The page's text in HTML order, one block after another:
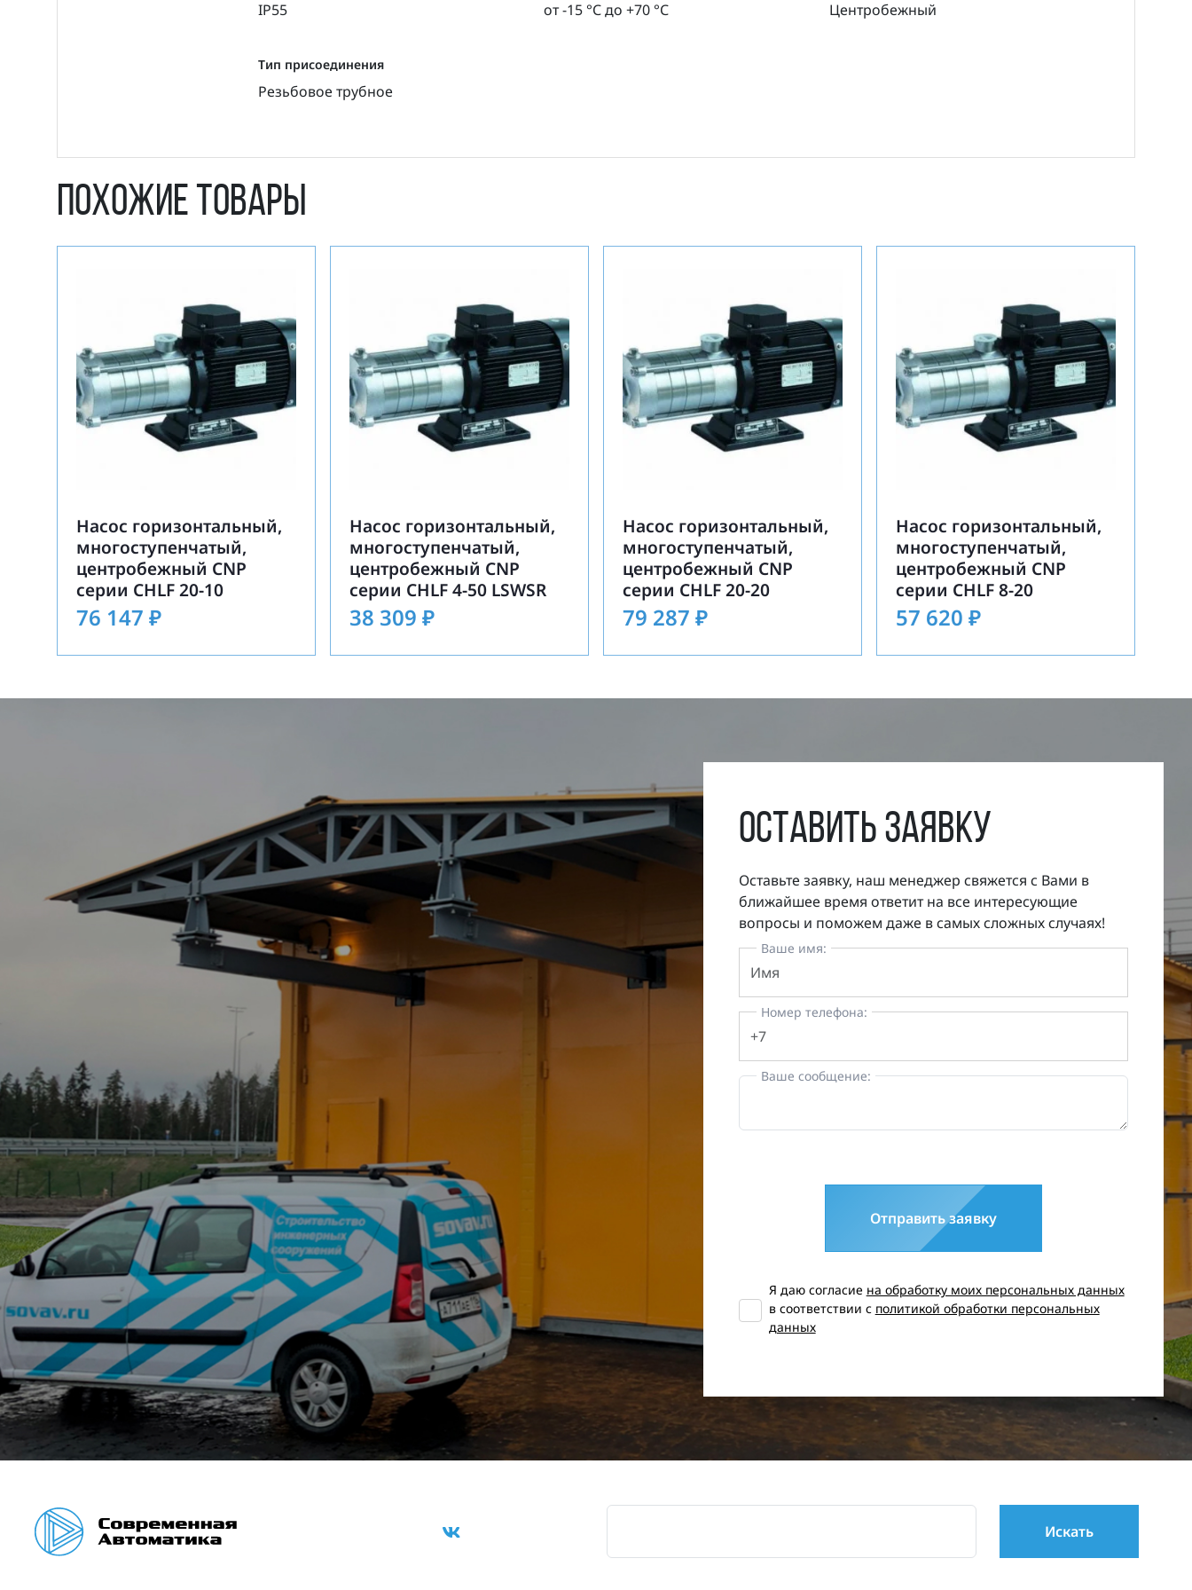
IP55 от -15 °С до +70 °С Центробежный
Тип присоединения
Резьбовое трубное
Похожие товары
Насос горизонтальный,
многоступенчатый,
центробежный CNP
серии CHLF 20-10
76 147 ₽
Насос горизонтальный,
многоступенчатый,
центробежный CNP
серии CHLF 4-50 LSWSR
38 309 ₽
Насос горизонтальный,
многоступенчатый,
центробежный CNP
серии CHLF 20-20
79 287 ₽
Насос горизонтальный,
многоступенчатый,
центробежный CNP
серии CHLF 8-20
57 620 ₽
оставить заявку
Оставьте заявку, наш менеджер свяжется с Вами в
ближайшее время ответит на все интересующие
вопросы и поможем даже в самых сложных случаях!
Ваше имя:
Номер телефона:
Ваше сообщение:
Отправить заявку
Я даю согласие на обработку моих персональных данных
в соответствии с политикой обработки персональных
данных